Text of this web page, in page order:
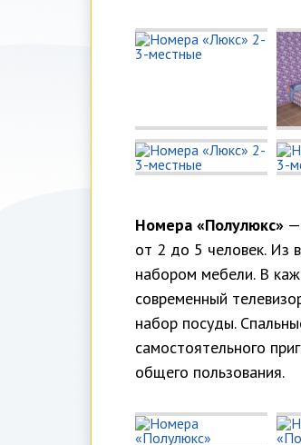
Номера «Полулюкс»—
от 2 до 5 человек. Из
набором мебели. В
современный
набор посуды.
самостоятельного
общего пользования.